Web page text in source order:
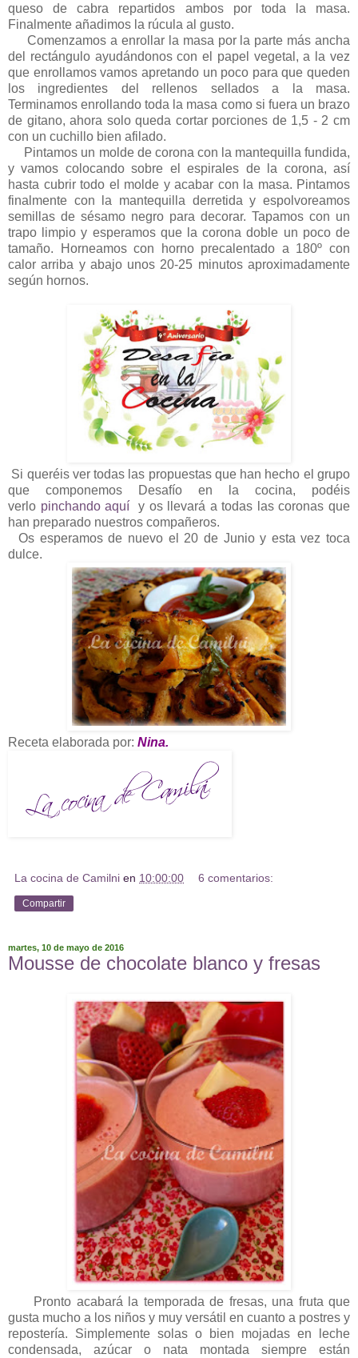
queso de cabra repartidos ambos por toda la masa.
Finalmente añadimos la rúcula al gusto.
Comenzamos a enrollar la masa por la parte más ancha
del rectángulo ayudándonos con el papel vegetal, a la vez
que enrollamos vamos apretando un poco para que queden
los ingredientes del rellenos sellados a la masa.
Terminamos enrollando toda la masa como si fuera un brazo
de gitano, ahora solo queda cortar porciones de 1,5 - 2 cm
con un cuchillo bien afilado.
Pintamos un molde de corona con la mantequilla fundida,
y vamos colocando sobre el espirales de la corona, así
hasta cubrir todo el molde y acabar con la masa. Pintamos
finalmente con la mantequilla derretida y espolvoreamos
semillas de sésamo negro para decorar. Tapamos con un
trapo limpio y esperamos que la corona doble un poco de
tamaño. Horneamos con horno precalentado a 180º con
calor arriba y abajo unos 20-25 minutos aproximadamente
según hornos.
Si queréis ver todas las propuestas que han hecho el grupo
que componemos Desafío en la cocina, podéis
verlo pinchando aquí y os llevará a todas las coronas que
han preparado nuestros compañeros.
Os esperamos de nuevo el 20 de Junio y esta vez toca
dulce.
Receta elaborada por: Nina.
La cocina de Camilni en 10:00:00 6 comentarios:
Compartir
martes, 10 de mayo de 2016
Mousse de chocolate blanco y fresas
Pronto acabará la temporada de fresas, una fruta que
gusta mucho a los niños y muy versátil en cuanto a postres y
repostería. Simplemente solas o bien mojadas en leche
condensada, azúcar o nata montada siempre están